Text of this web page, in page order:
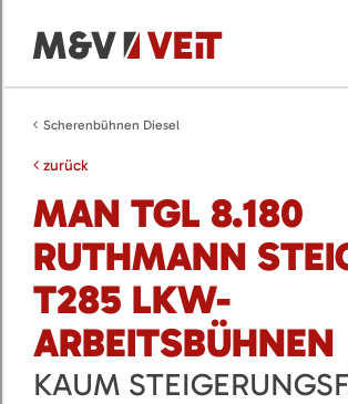
Scherenbühnen Diesel
zurück
MAN TGL 8.180
RUTHMANN
T285 LKW-
ARBEITSBÜHNEN
KAUM